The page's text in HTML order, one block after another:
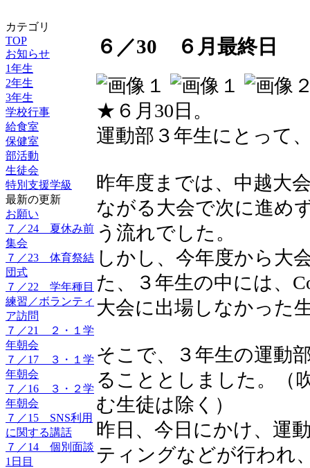
カテゴリ
TOP
お知らせ
1年生
2年生
3年生
学校行事
給食室
保健室
部活動
生徒会
特別支援学級
最新の更新
お願い
７／24 夏休み前
集会
７／23 体育祭結
団式
７／22 学年種目
練習／ボランティ
ア訪問
７／21 ２・１学
年朝会
７／17 ３・１学
年朝会
７／16 ３・２学
年朝会
７／15 SNS利用
に関する講話
７／14 個別面談
1日目
６／30 ６月最終日
★６月30日。
運動部３年生にとって
昨年度までは、中越大
ながる大会で次に進め
う流れでした。
しかし、今年度から大
た、３年生の中には、
大会に出場しなかった
そこで、３年生の運動
ることとしました。（
む生徒は除く）
昨日、今日にかけ、運
ティングなどが行われ